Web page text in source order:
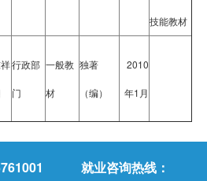
技能教材
行政部
门
一般教
材
独著
（编）
2010
年1月
就业咨询热线：